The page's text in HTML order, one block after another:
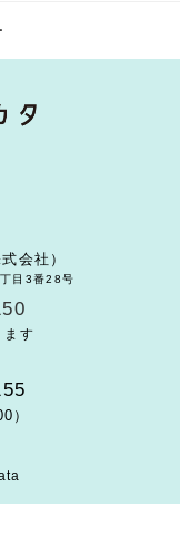
会社）
目3番28号
ます
）